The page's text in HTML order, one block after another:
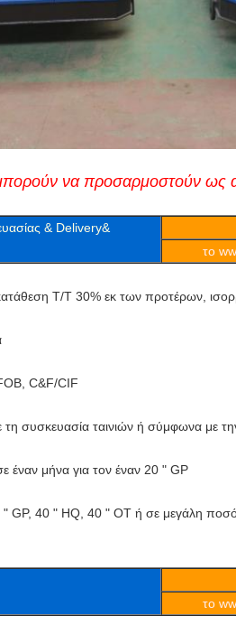
να προσαρμοστούν ως
& Delivery&
το
T/T 30% εκ των προτέρων,
C&F/CIF
συσκευασία ταινιών ή σύμφωνα με
έναν μήνα για τον έναν 20 " GP
GP, 40 " HQ, 40 " OT ή σε μεγάλη
το